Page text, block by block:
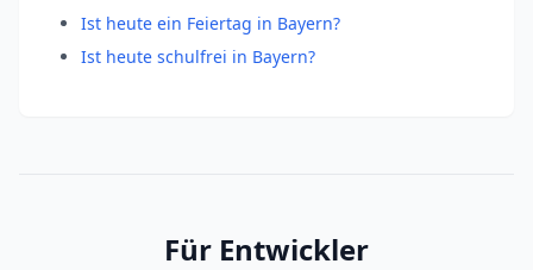
Ist heute ein Feiertag in Bayern?
Ist heute schulfrei in Bayern?
Für Entwickler